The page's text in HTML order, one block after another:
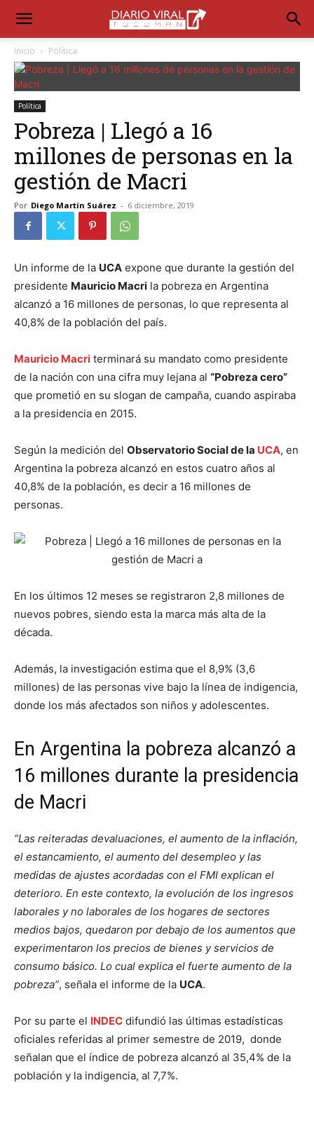
Inicio Política
Política
Pobreza | Llegó a 16
millones de personas en la
gestión de Macri
Por Diego Martín Suárez - 6 diciembre, 2019
Un informe de la UCA expone que durante la gestión del
presidente Mauricio Macri la pobreza en Argentina
alcanzó a 16 millones de personas, lo que representa al
40,8% de la población del país.
Mauricio Macri terminará su mandato como presidente
de la nación con una cifra muy lejana al “Pobreza cero”
que prometió en su slogan de campaña, cuando aspiraba
a la presidencia en 2015.
Según la medición del Observatorio Social de la UCA, en
Argentina la pobreza alcanzó en estos cuatro años al
40,8% de la población, es decir a 16 millones de
personas.
En los últimos 12 meses se registraron 2,8 millones de
nuevos pobres, siendo esta la marca más alta de la
década.
Además, la investigación estima que el 8,9% (3,6
millones) de las personas vive bajo la línea de indigencia,
donde los más afectados son niños y adolescentes.
En Argentina la pobreza alcanzó a
16 millones durante la presidencia
de Macri
“Las reiteradas devaluaciones, el aumento de la inflación,
el estancamiento, el aumento del desempleo y las
medidas de ajustes acordadas con el FMI explican el
deterioro. En este contexto, la evolución de los ingresos
laborales y no laborales de los hogares de sectores
medios bajos, quedaron por debajo de los aumentos que
experimentaron los precios de bienes y servicios de
consumo básico. Lo cual explica el fuerte aumento de la
pobreza”, señala el informe de la UCA.
Por su parte el INDEC difundió las últimas estadísticas
oficiales referidas al primer semestre de 2019, donde
señalan que el índice de pobreza alcanzó al 35,4% de la
población y la indigencia, al 7,7%.